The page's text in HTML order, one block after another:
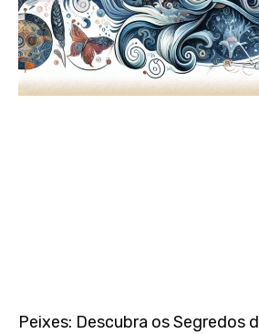
Peixes: Descubra os Segredos